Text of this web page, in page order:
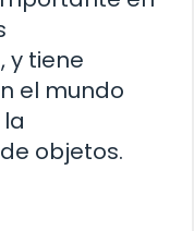
y tiene
el mundo
objetos.